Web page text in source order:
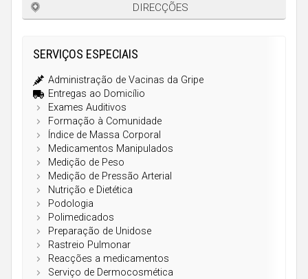
Viseu
Madeira
Açores
DIRECÇÕES
SERVIÇOS ESPECIAIS
Administração de Vacinas da Gripe
Entregas ao Domicílio
Exames Auditivos
Formação à Comunidade
Índice de Massa Corporal
Medicamentos Manipulados
Medição de Peso
Medição de Pressão Arterial
Nutrição e Dietética
Podologia
Polimedicados
Preparação de Unidose
Rastreio Pulmonar
Reacções a medicamentos
Serviço de Dermocosmética